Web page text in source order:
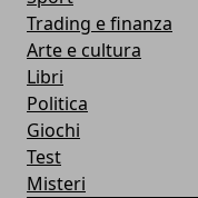
Trading e finanza
Arte e cultura
Libri
Politica
Giochi
Test
Misteri